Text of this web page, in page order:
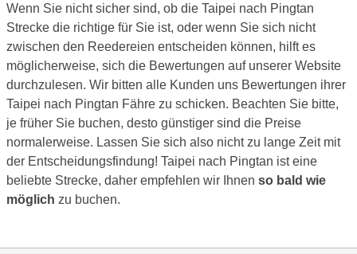
Wenn Sie nicht sicher sind, ob die Taipei nach Pingtan
Strecke die richtige für Sie ist, oder wenn Sie sich nicht
zwischen den Reedereien entscheiden können, hilft es
möglicherweise, sich die Bewertungen auf unserer Website
durchzulesen. Wir bitten alle Kunden uns Bewertungen ihrer
Taipei nach Pingtan Fähre zu schicken. Beachten Sie bitte,
je früher Sie buchen, desto günstiger sind die Preise
normalerweise. Lassen Sie sich also nicht zu lange Zeit mit
der Entscheidungsfindung! Taipei nach Pingtan ist eine
beliebte Strecke, daher empfehlen wir Ihnen so bald wie
möglich zu buchen.